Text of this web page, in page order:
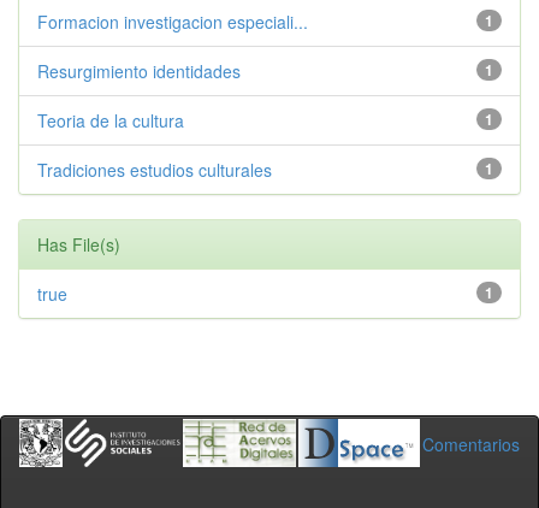
1
Formacion investigacion especiali...
1
Resurgimiento identidades
1
Teoria de la cultura
1
Tradiciones estudios culturales
Has File(s)
1
true
Comentarios